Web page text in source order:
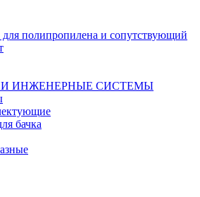
полипропилена и сопутствующий
ИНЖЕНЕРНЫЕ СИСТЕМЫ
бачка